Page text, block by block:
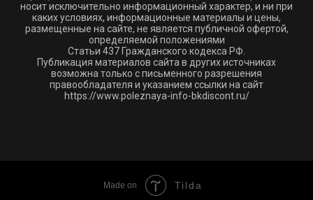
носит исключительно информационный характер, и ни при
каких условиях, информационные материалы и цены,
размещенные на сайте, не является публичной офертой,
определяемой положениями
Статьи 437 Гражданского кодекса РФ.
Публикация материалов сайта в других источниках
возможна только с письменного разрешения
правообладателя и указанием ссылки на сайт
https://www.poleznaya-info-bkdiscont.ru/
Made on Tilda